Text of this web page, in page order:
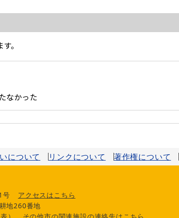
について リンクについて 著作権について
号
アクセスはこちら
地260番地